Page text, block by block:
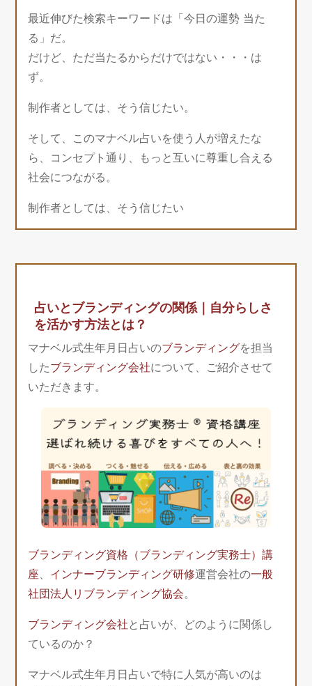
最近伸びた検索キーワードは「今日の運勢 当た
る」だ。
だけど、ただ当たるからだけではない・・・は
ず。
制作者としては、そう信じたい。
そして、このマナベル占いを使う人が増えたな
ら、コンセプト通り、もっと互いに尊重し合える
社会につながる。
制作者としては、そう信じたい
占いとブランディングの関係｜自分らしさ
を活かす方法とは？
マナベル式生年月日占いのブランディングを担当
したブランディング会社について、ご紹介させて
いただきます。
ブランディング資格（ブランディング実務士）講
座、 インナーブランディング研修運営会社の一般
社団法人リブランディング協会。
ブランディング会社 と占いが、どのように関係し
ているのか？
マナベル式生年月日占いで特に人気が高いのは